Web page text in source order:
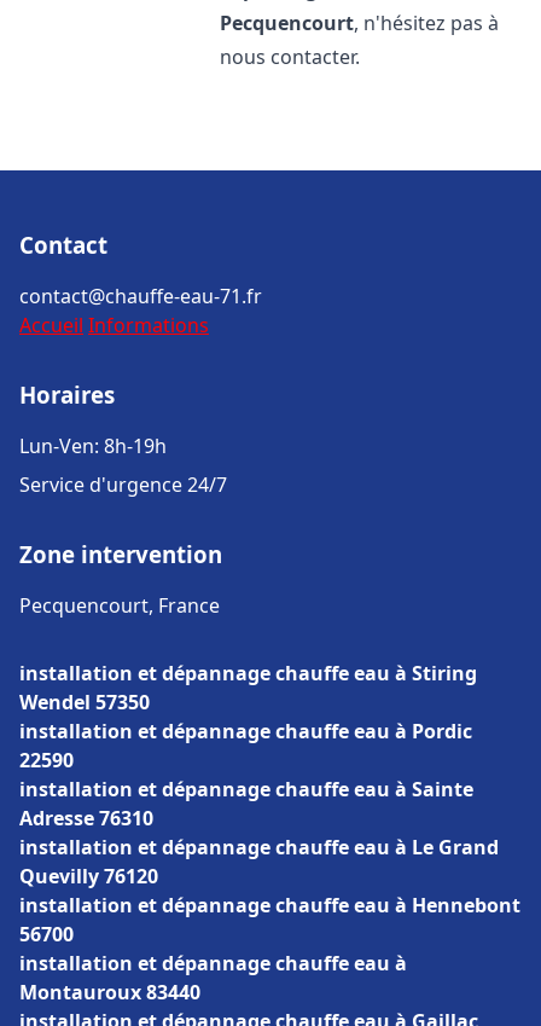
Pecquencourt, n'hésitez pas à
nous contacter.
Contact
contact@chauffe-eau-71.fr
Accueil Informations
Horaires
Lun-Ven: 8h-19h
Service d'urgence 24/7
Zone intervention
Pecquencourt, France
installation et dépannage chauffe eau à Stiring
Wendel 57350
installation et dépannage chauffe eau à Pordic
22590
installation et dépannage chauffe eau à Sainte
Adresse 76310
installation et dépannage chauffe eau à Le Grand
Quevilly 76120
installation et dépannage chauffe eau à Hennebont
56700
installation et dépannage chauffe eau à
Montauroux 83440